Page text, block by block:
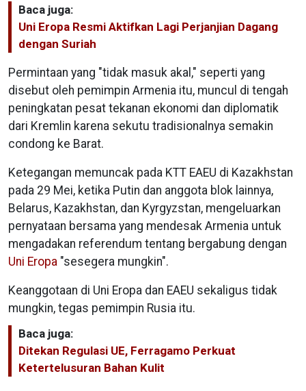
Baca juga:
Uni Eropa Resmi Aktifkan Lagi Perjanjian Dagang
dengan Suriah
Permintaan yang "tidak masuk akal," seperti yang
disebut oleh pemimpin Armenia itu, muncul di tengah
peningkatan pesat tekanan ekonomi dan diplomatik
dari Kremlin karena sekutu tradisionalnya semakin
condong ke Barat.
Ketegangan memuncak pada KTT EAEU di Kazakhstan
pada 29 Mei, ketika Putin dan anggota blok lainnya,
Belarus, Kazakhstan, dan Kyrgyzstan, mengeluarkan
pernyataan bersama yang mendesak Armenia untuk
mengadakan referendum tentang bergabung dengan
Uni Eropa "sesegera mungkin".
Keanggotaan di Uni Eropa dan EAEU sekaligus tidak
mungkin, tegas pemimpin Rusia itu.
Baca juga:
Ditekan Regulasi UE, Ferragamo Perkuat
Ketertelusuran Bahan Kulit